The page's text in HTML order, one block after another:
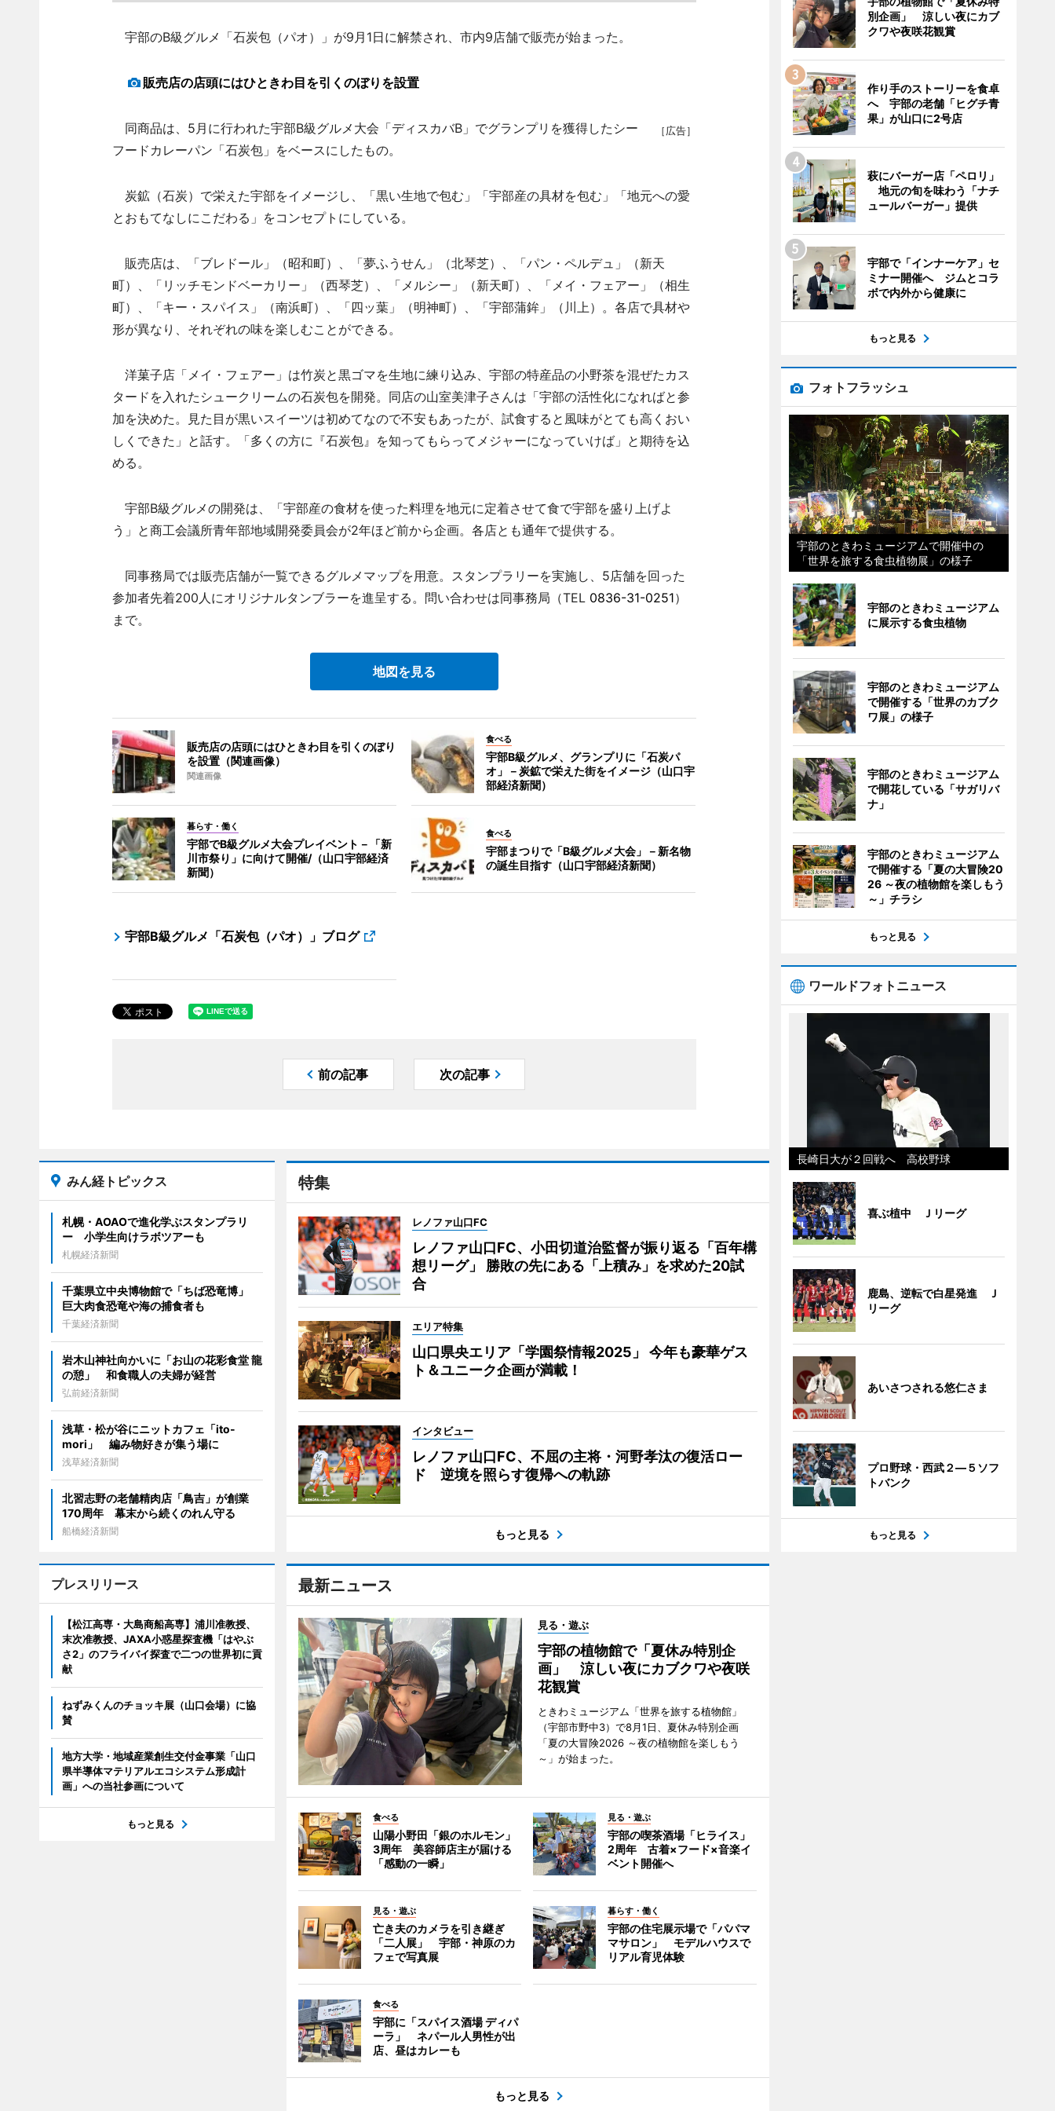
宇部のB級グルメ「石炭包（パオ）」が9月1日に解禁され、市内9店舗で販売が始まった。
販売店の店頭にはひときわ目を引くのぼりを設置
［広告］
同商品は、5月に行われた宇部B級グルメ大会「ディスカバB」でグランプリを獲得したシー
フードカレーパン「石炭包」をベースにしたもの。
炭鉱（石炭）で栄えた宇部をイメージし、「黒い生地で包む」「宇部産の具材を包む」「地元への愛
とおもてなしにこだわる」をコンセプトにしている。
販売店は、「ブレドール」（昭和町）、「夢ふうせん」（北琴芝）、「パン・ペルデュ」（新天
町）、「リッチモンドベーカリー」（西琴芝）、「メルシー」（新天町）、「メイ・フェアー」（相生
町）、「キー・スパイス」（南浜町）、「四ッ葉」（明神町）、「宇部蒲鉾」（川上）。各店で具材や
形が異なり、それぞれの味を楽しむことができる。
洋菓子店「メイ・フェアー」は竹炭と黒ゴマを生地に練り込み、宇部の特産品の小野茶を混ぜたカス
タードを入れたシュークリームの石炭包を開発。同店の山室美津子さんは「宇部の活性化になればと参
加を決めた。見た目が黒いスイーツは初めてなので不安もあったが、試食すると風味がとても高くおい
しくできた」と話す。「多くの方に『石炭包』を知ってもらってメジャーになっていけば」と期待を込
める。
宇部B級グルメの開発は、「宇部産の食材を使った料理を地元に定着させて食で宇部を盛り上げよ
う」と商工会議所青年部地域開発委員会が2年ほど前から企画。各店とも通年で提供する。
同事務局では販売店舗が一覧できるグルメマップを用意。スタンプラリーを実施し、5店舗を回った
参加者先着200人にオリジナルタンブラーを進呈する。問い合わせは同事務局（TEL 0836-31-0251）
まで。
地図を見る
販売店の店頭にはひときわ目を引くのぼり
を設置（関連画像）
関連画像
食べる
宇部B級グルメ、グランプリに「石炭パ
オ」－炭鉱で栄えた街をイメージ（山口宇
部経済新聞）
暮らす・働く
宇部でB級グルメ大会プレイベント－「新
川市祭り」に向けて開催/（山口宇部経済
新聞）
食べる
宇部まつりで「B級グルメ大会」－新名物
の誕生目指す（山口宇部経済新聞）
宇部B級グルメ「石炭包（パオ）」ブログ
前の記事 次の記事
特集
レノファ山口FC
レノファ山口FC、小田切道治監督が振り返る「百年構
想リーグ」 勝敗の先にある「上積み」を求めた20試
合
エリア特集
山口県央エリア「学園祭情報2025」 今年も豪華ゲス
ト＆ユニーク企画が満載！
インタビュー
レノファ山口FC、不屈の主将・河野孝汰の復活ロー
ド 逆境を照らす復帰への軌跡
もっと見る
最新ニュース
見る・遊ぶ
宇部の植物館で「夏休み特別企
画」 涼しい夜にカブクワや夜咲
花観賞
ときわミュージアム「世界を旅する植物館」
（宇部市野中3）で8月1日、夏休み特別企画
「夏の大冒険2026 ～夜の植物館を楽しもう
～」が始まった。
食べる
山陽小野田「銀のホルモン」
3周年 美容師店主が届ける
「感動の一瞬」
見る・遊ぶ
宇部の喫茶酒場「ヒライス」
2周年 古着×フード×音楽イ
ベント開催へ
見る・遊ぶ
亡き夫のカメラを引き継ぎ
「二人展」 宇部・神原のカ
フェで写真展
暮らす・働く
宇部の住宅展示場で「パパマ
マサロン」 モデルハウスで
リアル育児体験
食べる
宇部に「スパイス酒場 ディパ
ーラ」 ネパール人男性が出
店、昼はカレーも
もっと見る
みん経トピックス
札幌・AOAOで進化学ぶスタンプラリ
ー 小学生向けラボツアーも
札幌経済新聞
千葉県立中央博物館で「ちば恐竜博」
巨大肉食恐竜や海の捕食者も
千葉経済新聞
岩木山神社向かいに「お山の花彩食堂 龍
の憩」 和食職人の夫婦が経営
弘前経済新聞
浅草・松が谷にニットカフェ「ito-
mori」 編み物好きが集う場に
浅草経済新聞
北習志野の老舗精肉店「鳥吉」が創業
170周年 幕末から続くのれん守る
船橋経済新聞
プレスリリース
【松江高専・大島商船高専】浦川准教授、
末次准教授、JAXA小惑星探査機「はやぶ
さ2」のフライバイ探査で二つの世界初に貢
献
ねずみくんのチョッキ展（山口会場）に協
賛
地方大学・地域産業創生交付金事業「山口
県半導体マテリアルエコシステム形成計
画」への当社参画について
もっと見る
別企画」 涼しい夜にカブ
クワや夜咲花観賞
作り手のストーリーを食卓
へ 宇部の老舗「ヒグチ青
果」が山口に2号店
萩にバーガー店「ペロリ」
地元の旬を味わう「ナチ
ュールバーガー」提供
宇部で「インナーケア」セ
ミナー開催へ ジムとコラ
ボで内外から健康に
もっと見る
フォトフラッシュ
宇部のときわミュージアムで開催中の
「世界を旅する食虫植物展」の様子
宇部のときわミュージアム
に展示する食虫植物
宇部のときわミュージアム
で開催する「世界のカブク
ワ展」の様子
宇部のときわミュージアム
で開花している「サガリバ
ナ」
宇部のときわミュージアム
で開催する「夏の大冒険20
26 ～夜の植物館を楽しもう
～」チラシ
もっと見る
ワールドフォトニュース
長崎日大が２回戦へ 高校野球
喜ぶ植中 Ｊリーグ
鹿島、逆転で白星発進 Ｊ
リーグ
あいさつされる悠仁さま
プロ野球・西武２―５ソフ
トバンク
もっと見る